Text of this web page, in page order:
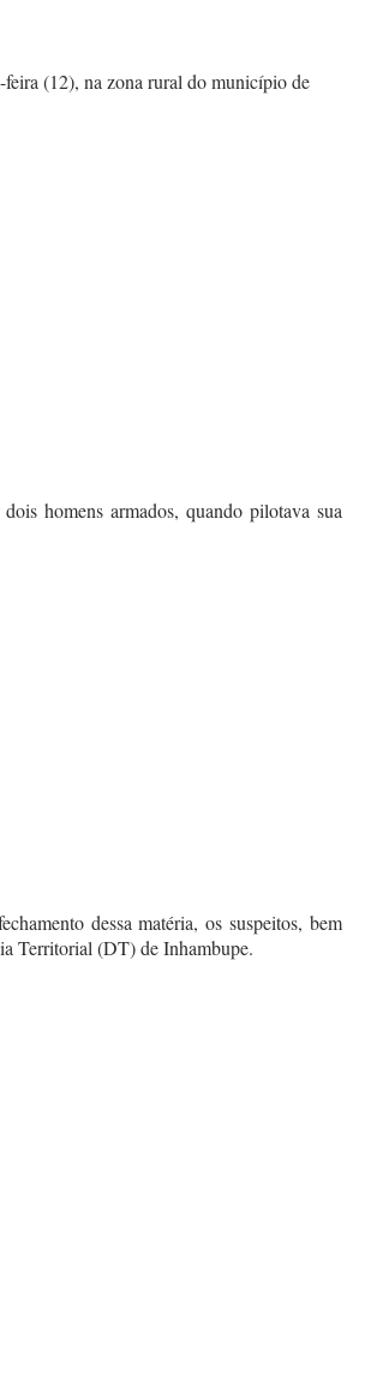
(12), na zona rural do município de
homens armados, quando pilotava sua
dessa matéria, os suspeitos, bem
Territorial (DT) de Inhambupe.